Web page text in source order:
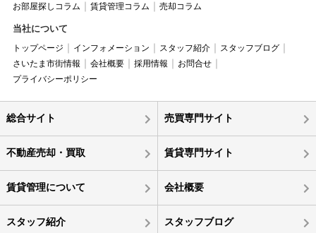
お部屋探しコラム 賃貸管理コラム 売却コラム
当社について
トップページ インフォメーション スタッフ紹介
スタッフブログ
さいたま市街情報
会社概要 採用情報
お問合せ
プライバシーポリシー
総合サイト 売買専門サイト
不動産売却・買取 賃貸専門サイト
賃貸管理について 会社概要
スタッフ紹介 スタッフブログ